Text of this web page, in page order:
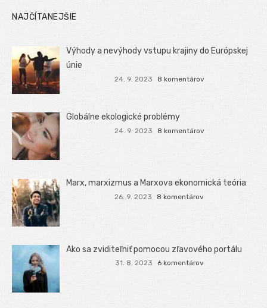
NAJČÍTANEJŠIE
Výhody a nevýhody vstupu krajiny do Európskej
únie
24. 9. 2023 8 komentárov
Globálne ekologické problémy
24. 9. 2023 8 komentárov
Marx, marxizmus a Marxova ekonomická teória
26. 9. 2023 8 komentárov
Ako sa zviditeľniť pomocou zľavového portálu
31. 8. 2023 6 komentárov